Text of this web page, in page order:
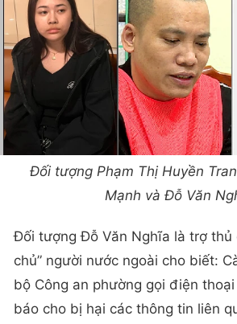
Đối tượng Phạm Thị Huyền
Mạnh và Đỗ Văn
Đối tượng Đỗ Văn Nghĩa là trợ thủ
chủ” người nước ngoài cho biết:
bộ Công an phường gọi điện
báo cho bị hại các thông tin liên